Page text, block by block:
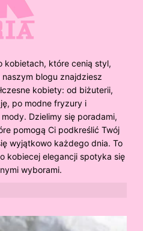
kobietach, które cenią styl,
blogu znajdziesz
kobiety: od biżuterii,
po modne fryzury i
Dzielimy się poradami,
pomogą Ci podkreślić Twój
wyjątkowo każdego dnia. To
kobiecej elegancji spotyka się
wyborami.